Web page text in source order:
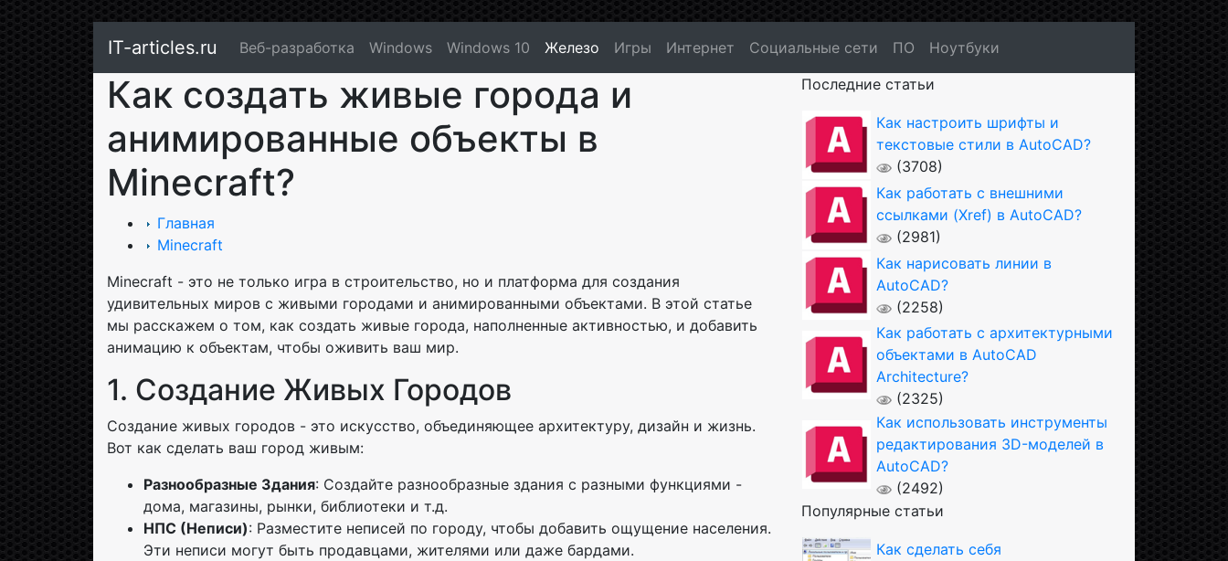
IT-articles.ru Веб-разработка Windows Windows 10 Железо Игры Интернет Социальные сети ПО Ноутбуки
Как создать живые города и
анимированные объекты в
Minecraft?
Главная
Minecraft
Minecraft - это не только игра в строительство, но и платформа для создания
удивительных миров с живыми городами и анимированными объектами. В этой статье
мы расскажем о том, как создать живые города, наполненные активностью, и добавить
анимацию к объектам, чтобы оживить ваш мир.
1. Создание Живых Городов
Создание живых городов - это искусство, объединяющее архитектуру, дизайн и жизнь.
Вот как сделать ваш город живым:
Разнообразные Здания: Создайте разнообразные здания с разными функциями -
дома, магазины, рынки, библиотеки и т.д.
НПС (Неписи): Разместите неписей по городу, чтобы добавить ощущение населения.
Эти неписи могут быть продавцами, жителями или даже бардами.
Последние статьи
Как настроить шрифты и
текстовые стили в AutoCAD?
(3708)
Как работать с внешними
ссылками (Xref) в AutoCAD?
(2981)
Как нарисовать линии в
AutoCAD?
(2258)
Как работать с архитектурными
объектами в AutoCAD
Architecture?
(2325)
Как использовать инструменты
редактирования 3D-моделей в
AutoCAD?
(2492)
Популярные статьи
Как сделать себя